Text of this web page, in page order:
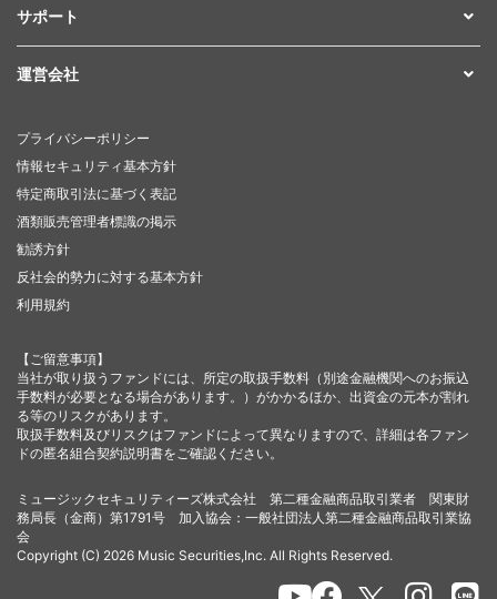
サポート
運営会社
プライバシーポリシー
情報セキュリティ基本方針
特定商取引法に基づく表記
酒類販売管理者標識の掲示
勧誘方針
反社会的勢力に対する基本方針
利用規約
【ご留意事項】
当社が取り扱うファンドには、所定の取扱手数料（別途金融機関へのお振込
手数料が必要となる場合があります。）がかかるほか、出資金の元本が割れ
る等のリスクがあります。
取扱手数料及びリスクはファンドによって異なりますので、詳細は各ファン
ドの匿名組合契約説明書をご確認ください。
ミュージックセキュリティーズ株式会社 第二種金融商品取引業者 関東財
務局長（金商）第1791号 加入協会：一般社団法人第二種金融商品取引業協
会
Copyright (C) 2026 Music Securities,Inc. All Rights Reserved.